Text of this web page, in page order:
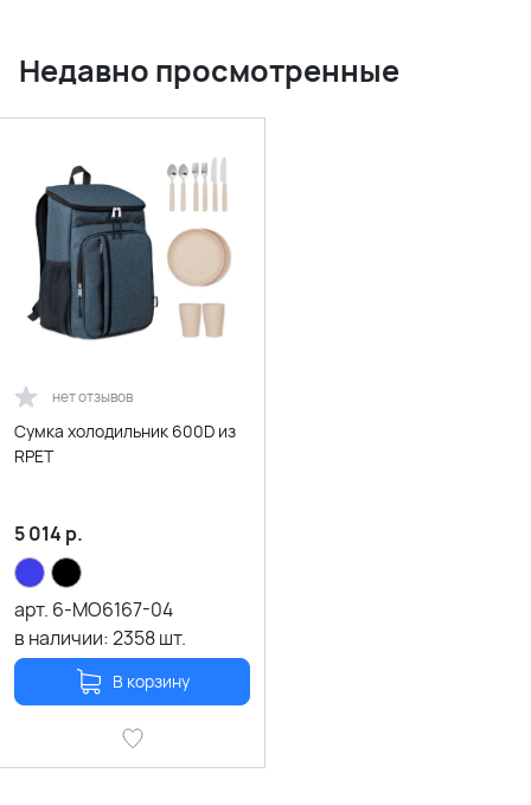
Недавно просмотренные
нет отзывов
Сумка холодильник 600D из
RPET
5 014 р.
арт. 6-MO6167-04
в наличии:2358шт.
В корзину